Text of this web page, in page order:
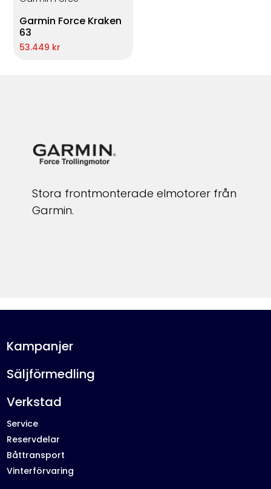
Garmin Force Kraken
63
53.449 kr
Stora frontmonterade elmotorer från
Garmin.
Kampanjer
Säljförmedling
Verkstad
Service
Reservdelar
Båttransport
Vinterförvaring